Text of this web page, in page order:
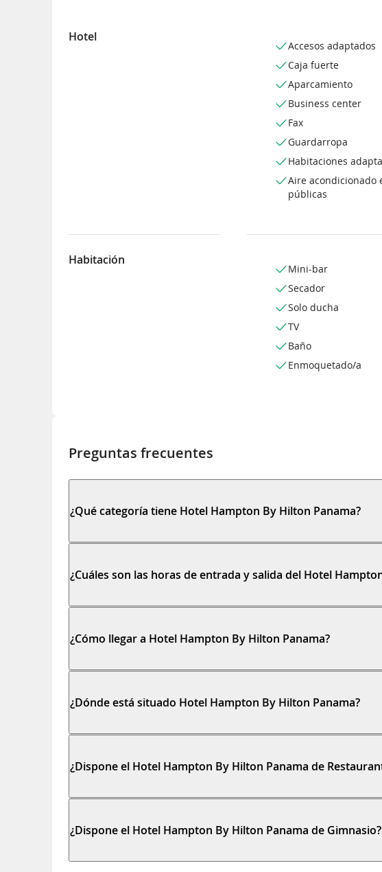
Hotel
Accesos adaptados
Caja fuerte
Aparcamiento
Business center
Fax
Guardarropa
Habitaciones
Aire acondicionado
públicas
Habitación
Mini-bar
Secador
Solo ducha
TV
Baño
Enmoquetado/a
Preguntas frecuentes
¿Qué categoría tiene Hotel Hampton By Hilton Panama?
¿Cuáles son las horas de entrada y salida del Hotel
¿Cómo llegar a Hotel Hampton By Hilton Panama?
¿Dónde está situado Hotel Hampton By Hilton Panama?
¿Dispone el Hotel Hampton By Hilton Panama de
¿Dispone el Hotel Hampton By Hilton Panama de Gimnasio?